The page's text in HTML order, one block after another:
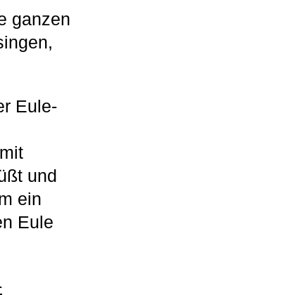
ganzen
Eule-
und
ein
Eule